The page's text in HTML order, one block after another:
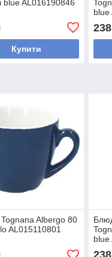
blue AL016190846
Купити
blue
238
Albergo 80
AL015110801
blue